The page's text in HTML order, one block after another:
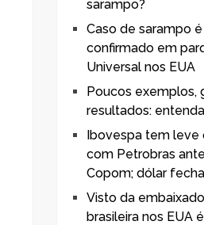
sarampo?
Caso de sarampo é
confirmado em
Universal nos EUA
Poucos exemplos,
resultados:
Ibovespa tem leve
com Petrobras
Copom; dólar
Visto da
brasileira nos EUA é